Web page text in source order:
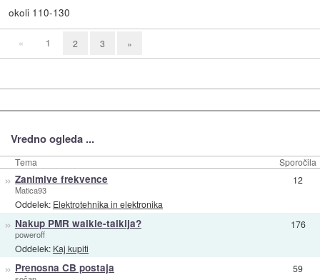
okoli 110-130
« 1 2 3 »
Vredno ogleda ...
Tema Sporočila
» Zanimive frekvence
Matica93
Oddelek: Elektrotehnika in elektronika
12
» Nakup PMR walkie-talkija?
poweroff
Oddelek: Kaj kupiti
176
» Prenosna CB postaja 59